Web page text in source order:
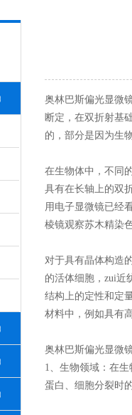
奥林巴斯偏光显微
断定，在双折射基
的，部分是因为生
在生物体中，不同
具有在长轴上的双
用电子显微镜已经
棱镜观察苏木精染
对于具有晶体构造
的活体细胞，zui近
结构上的定性和定
材料中，例如具有
奥林巴斯偏光显微
1、生物领域：在
蛋白、细胞分裂时